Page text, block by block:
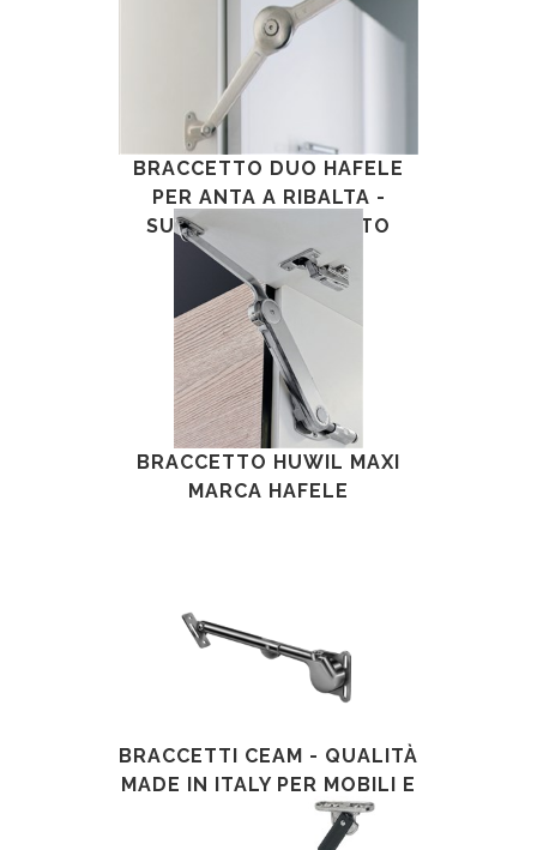
BRACCETTO DUO HAFELE
PER ANTA A RIBALTA -
SUPPORTO NICHELATO
BRACCETTO HUWIL MAXI
MARCA HAFELE
BRACCETTI CEAM - QUALITÀ
MADE IN ITALY PER MOBILI E
CASSAPANCHE